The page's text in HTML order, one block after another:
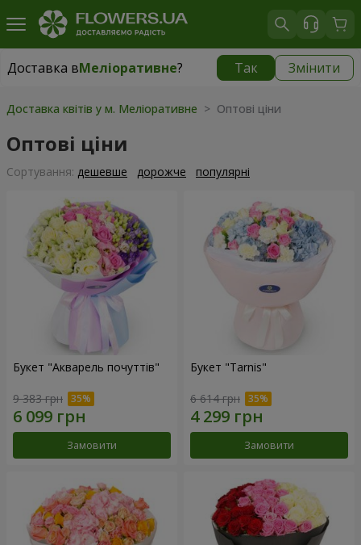
Доставка вМеліоративне? Так Змінити
Доставка вМеліоративне|безкоштовно
Доставка квітів у м. Меліоративне > Оптові ціни
Оптові ціни
Сортування: дешевше дорожче популярні
Букет "Акварель почуттів"
9 383 грн
Замовити
Букет "Tarnis"
6 614 грн
Замовити